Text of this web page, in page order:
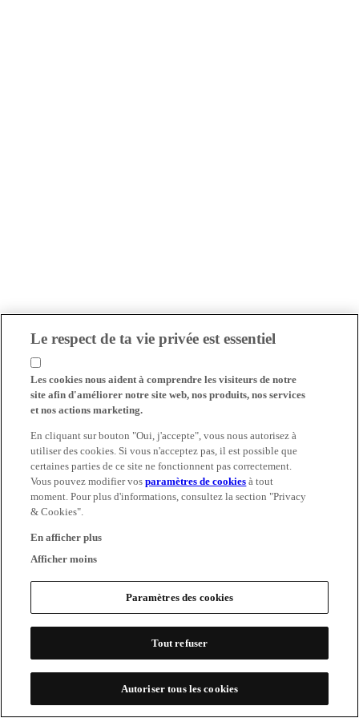
Le respect de ta vie privée est essentiel
Les cookies nous aident à comprendre les visiteurs de notre
site afin d'améliorer notre site web, nos produits, nos services
et nos actions marketing.
En cliquant sur bouton "Oui, j'accepte", vous nous autorisez à
utiliser des cookies. Si vous n'acceptez pas, il est possible que
certaines parties de ce site ne fonctionnent pas correctement.
Vous pouvez modifier vosparamètres de cookies à tout
moment. Pour plus d'informations, consultez la section "Privacy
& Cookies".
En afficher plus
Afficher moins
Paramètres des cookies
Tout refuser
Autoriser tous les cookies